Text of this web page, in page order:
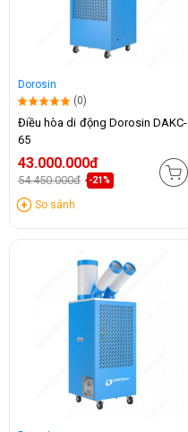
Dorosin
(0)
Điều hòa di động Dorosin DAKC-
65
43.000.000đ
54.450.000đ -21%
So sánh